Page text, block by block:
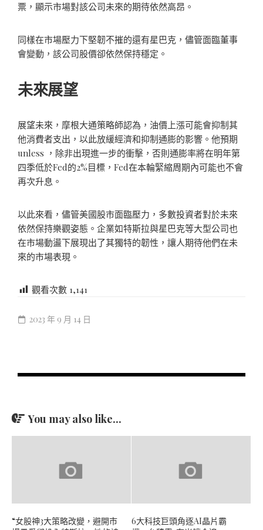
票，顯示市場對該公司未來的期待依然高昂。
同樣在市場壓力下堅韌不摧的還有星巴克，儘管面臨董事
會變動，該公司股價卻依然保持穩定。
未來展望
展望未來，摩根大通策略師認為，油價上漲可能會抑制其
他消費者支出，以此放緩經濟和抑制通膨的影響。他預期
unless ，除非出現進一步的衝擊，否則通膨率將在明年第
四季低於Fed的2%目標，Fed在本輪緊縮周期內可能也不會
再次升息。
以此來看，儘管美國股市面臨壓力，多數投資者對於未來
依然保持樂觀姿態。企業如特斯拉與星巴克等大型公司也
在市場動盪下展現出了其獨特的韌性，讓人期待他們在未
來的市場表現。
觀看次數 1,141
2023 年 9 月 14 日
You may also like...
“女股神3大策略改變，避開市
6大科技巨頭角逐AI晶片霸